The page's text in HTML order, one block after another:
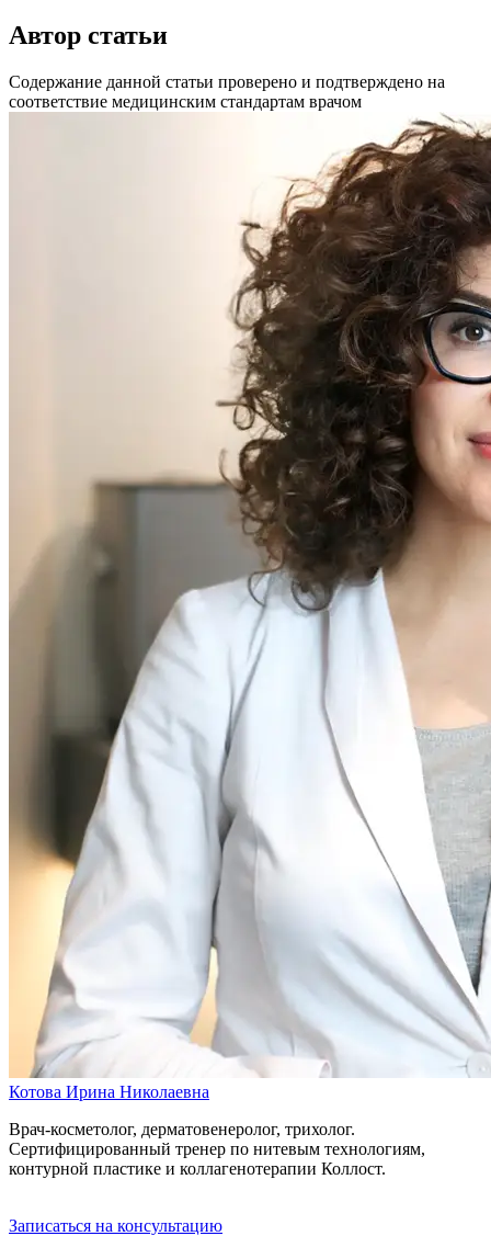
Автор статьи
Содержание данной статьи проверено и подтверждено на
соответствие медицинским стандартам врачом
Котова Ирина Николаевна
Врач-косметолог, дерматовенеролог, трихолог.
Сертифицированный тренер по нитевым технологиям,
контурной пластике и коллагенотерапии Коллост.
Записаться на консультацию